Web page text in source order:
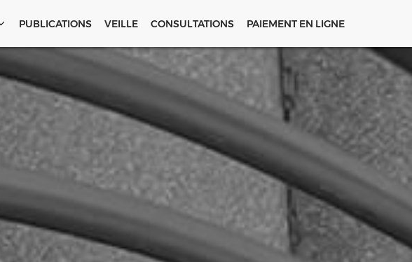
PUBLICATIONS VEILLE CONSULTATIONS PAIEMENT EN LIGNE